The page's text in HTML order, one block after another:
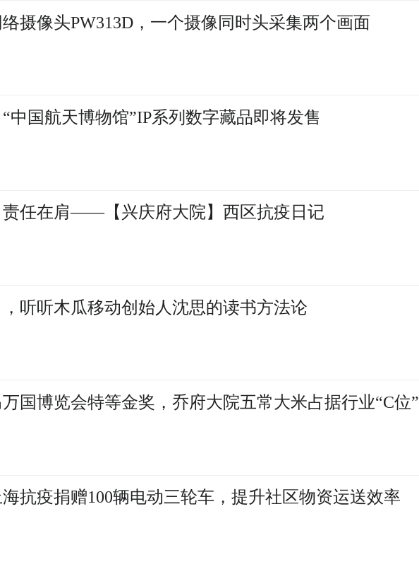
摄像头PW313D，一个摄像同时头采集两个画面
中国航天博物馆”IP系列数字藏品即将发售
责任在肩——【兴庆府大院】西区抗疫日记
听听木瓜移动创始人沈思的读书方法论
国博览会特等金奖，乔府大院五常大米占据行业“C位”
抗疫捐赠100辆电动三轮车，提升社区物资运送效率